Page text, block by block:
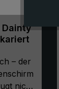
Dainty
– der
nicht